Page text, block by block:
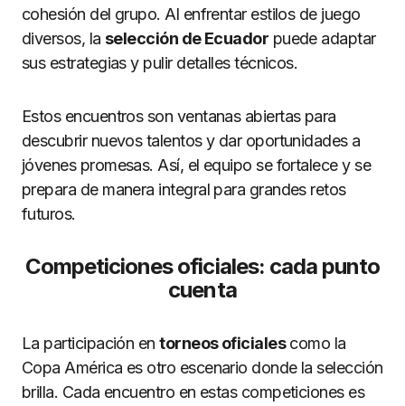
cohesión del grupo. Al enfrentar estilos de juego
diversos, la selección de Ecuador puede adaptar
sus estrategias y pulir detalles técnicos.
Estos encuentros son ventanas abiertas para
descubrir nuevos talentos y dar oportunidades a
jóvenes promesas. Así, el equipo se fortalece y se
prepara de manera integral para grandes retos
futuros.
Competiciones oficiales: cada punto
cuenta
La participación entorneos oficialescomo la
Copa América es otro escenario donde la selección
brilla. Cada encuentro en estas competiciones es